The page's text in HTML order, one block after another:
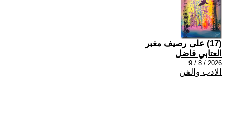
(17) على رصيف مغبر
العتابي فاضل
2026 / 8 / 9
الادب والفن